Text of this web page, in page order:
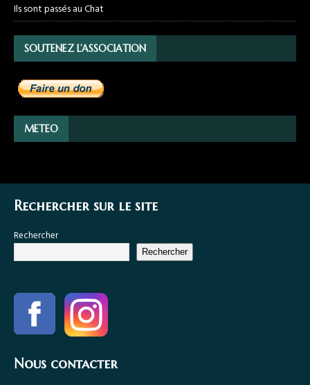
Ils sont passés au Chat
SOUTENEZ L’ASSOCIATION
METEO
Rechercher sur le site
Rechercher
Rechercher
Nous contacter